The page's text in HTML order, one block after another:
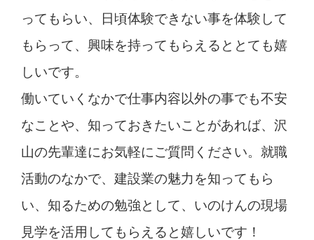
ってもらい、日頃体験できない事を体験して
もらって、興味を持ってもらえるととても嬉
しいです。
働いていくなかで仕事内容以外の事でも不安
なことや、知っておきたいことがあれば、沢
山の先輩達にお気軽にご質問ください。就職
活動のなかで、建設業の魅力を知ってもら
い、知るための勉強として、いのけんの現場
見学を活用してもらえると嬉しいです！